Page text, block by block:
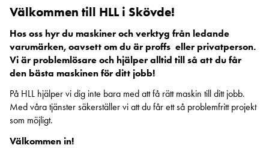
Välkommen till HLL i Skövde!
Hos oss hyr du maskiner och verktyg från ledande
varumärken, oavsett om du är proffs eller privatperson.
Vi är problemlösare och hjälper alltid till så att du får
den bästa maskinen för ditt jobb!
På HLL hjälper vi dig inte bara med att få rätt maskin till ditt jobb.
Med våra tjänster säkerställer vi att du får ett så problemfritt projekt
som möjligt.
Välkommen in!